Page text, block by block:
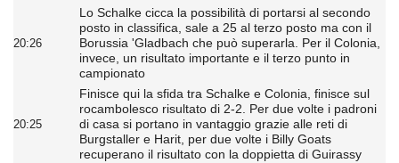
20:26
Lo Schalke cicca la possibilità di portarsi al secondo
posto in classifica, sale a 25 al terzo posto ma con il
Borussia 'Gladbach che può superarla. Per il Colonia,
invece, un risultato importante e il terzo punto in
campionato
20:25
Finisce qui la sfida tra Schalke e Colonia, finisce sul
rocambolesco risultato di 2-2. Per due volte i padroni
di casa si portano in vantaggio grazie alle reti di
Burgstaller e Harit, per due volte i Billy Goats
recuperano il risultato con la doppietta di Guirassy